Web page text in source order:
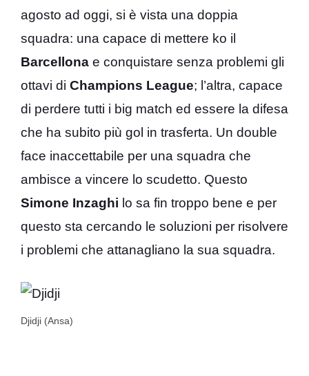
agosto ad oggi, si è vista una doppia
squadra: una capace di mettere ko il
Barcellona e conquistare senza problemi gli
ottavi di Champions League; l’altra, capace
di perdere tutti i big match ed essere la difesa
che ha subito più gol in trasferta. Un double
face inaccettabile per una squadra che
ambisce a vincere lo scudetto. Questo
Simone Inzaghi lo sa fin troppo bene e per
questo sta cercando le soluzioni per risolvere
i problemi che attanagliano la sua squadra.
Djidji (Ansa)